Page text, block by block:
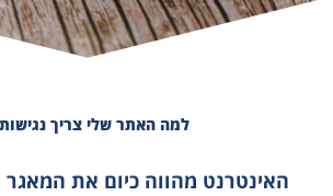
למה האתר שלי צריך
האינטרנט מהווה כיום את המאגר